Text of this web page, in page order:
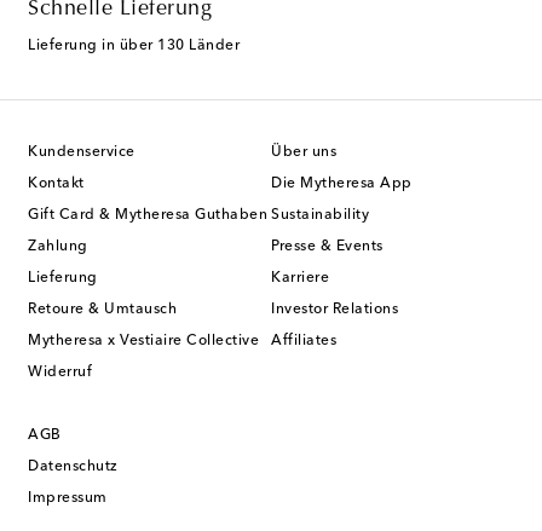
Schnelle Lieferung
Lieferung in über 130 Länder
Kundenservice
Kontakt
Gift Card & Mytheresa Guthaben
Zahlung
Lieferung
Retoure & Umtausch
Mytheresa x Vestiaire Collective
Widerruf
Über uns
Die Mytheresa App
Sustainability
Presse & Events
Karriere
Investor Relations
Affiliates
AGB
Datenschutz
Impressum